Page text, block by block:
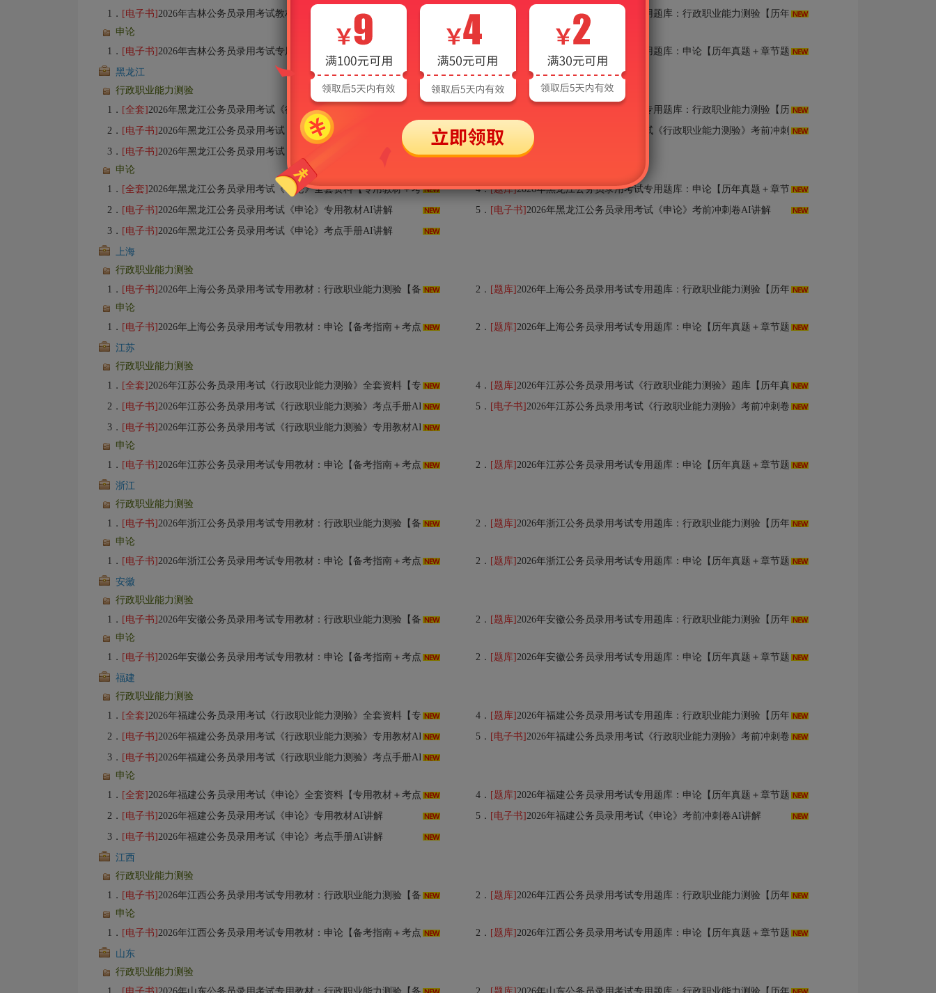
1． [电子书]2026年吉林公务员录用考试教材：行政职业能力测验【备考指南＋考点精讲＋典型题（含历年真题）详解】AI讲解 2． [题库] 2026年吉林公务员录用考试专用题库：行政职业能力测验【历年真题＋章节题库＋模拟试题】AI讲解
申论
1． [电子书]2026年吉林公务员录用考试专用教材：申论【备考指南＋考点精讲＋典型题（含历年真题）详解】AI讲解
2026年吉林公务员录用考试专用题库：申论【历年真题＋章节题库＋模拟试题】AI讲解
黑龙江
行政职业能力测验
1． [全套]2026年黑龙江公务员录用考试《行政职业能力测验》全套资料【专用教材＋考点手册＋历年真题＋题库＋考前冲刺】
2026年黑龙江公务员录用考试专用题库：行政职业能力测验【历年真题＋章节题库＋模拟试题】AI讲解
2． [电子书]2026年黑龙江公务员录用考试《行政职业能力测验》专用教材AI讲解 5．[电子书]
2026年黑龙江公务员录用考试《行政职业能力测验》考前冲刺卷AI讲解
3． [电子书]2026年黑龙江公务员录用考试《行政职业能力测验》考点手册AI讲解
申论
1． [全套]2026年黑龙江公务员录用考试《申论》全套资料【专用教材＋考点手册＋历年真题＋题库＋考前冲刺】 4．[题库]2026年黑龙江公务员录用考试专用题库：申论【历年真题＋章节题库＋模拟试题】AI讲解
2． [电子书]2026年黑龙江公务员录用考试《申论》专用教材AI讲解 5． [电子书]2026年黑龙江公务员录用考试《申论》考前冲刺卷AI讲解
3． [电子书]2026年黑龙江公务员录用考试《申论》考点手册AI讲解
上海
行政职业能力测验
1． [电子书]2026年上海公务员录用考试专用教材：行政职业能力测验【备考指南＋考点精讲＋典型题（含历年真题）详解】AI讲解 2． [题库]2026年上海公务员录用考试专用题库：行政职业能力测验【历年真题＋章节题库＋模拟试题】AI讲解
申论
1． [电子书]2026年上海公务员录用考试专用教材：申论【备考指南＋考点精讲＋典型题（含历年真题）详解】AI讲解 2． [题库]2026年上海公务员录用考试专用题库：申论【历年真题＋章节题库＋模拟试题】AI讲解
江苏
行政职业能力测验
1． [全套]2026年江苏公务员录用考试《行政职业能力测验》全套资料【专用教材＋考点手册＋历年真题＋题库＋考前冲刺】 4． [题库]2026年江苏公务员录用考试《行政职业能力测验》题库【历年真题＋章节题库】AI讲解
2． [电子书]2026年江苏公务员录用考试《行政职业能力测验》考点手册AI讲解 5． [电子书]2026年江苏公务员录用考试《行政职业能力测验》考前冲刺卷AI讲解
3． [电子书]2026年江苏公务员录用考试《行政职业能力测验》专用教材AI讲解
申论
1． [电子书]2026年江苏公务员录用考试专用教材：申论【备考指南＋考点精讲＋典型题（含历年真题）详解】AI讲解 2． [题库]2026年江苏公务员录用考试专用题库：申论【历年真题＋章节题库＋模拟试题】AI讲解
浙江
行政职业能力测验
1． [电子书]2026年浙江公务员录用考试专用教材：行政职业能力测验【备考指南＋考点精讲＋典型题（含历年真题）详解】AI讲解 2． [题库]2026年浙江公务员录用考试专用题库：行政职业能力测验【历年真题＋章节题库＋模拟试题】AI讲解
申论
1． [电子书]2026年浙江公务员录用考试专用教材：申论【备考指南＋考点精讲＋典型题（含历年真题）详解】AI讲解 2． [题库]2026年浙江公务员录用考试专用题库：申论【历年真题＋章节题库＋模拟试题】AI讲解
安徽
行政职业能力测验
1． [电子书]2026年安徽公务员录用考试专用教材：行政职业能力测验【备考指南＋考点精讲＋典型题（含历年真题）详解】AI讲解 2． [题库]2026年安徽公务员录用考试专用题库：行政职业能力测验【历年真题＋章节题库＋模拟试题】AI讲解
申论
1． [电子书]2026年安徽公务员录用考试专用教材：申论【备考指南＋考点精讲＋典型题（含历年真题）详解】AI讲解 2． [题库]2026年安徽公务员录用考试专用题库：申论【历年真题＋章节题库＋模拟试题】AI讲解
福建
行政职业能力测验
1． [全套]2026年福建公务员录用考试《行政职业能力测验》全套资料【专用教材＋考点手册＋历年真题＋题库＋考前冲刺】 4． [题库]2026年福建公务员录用考试专用题库：行政职业能力测验【历年真题＋章节题库＋模拟试题】AI讲解
2． [电子书]2026年福建公务员录用考试《行政职业能力测验》专用教材AI讲解 5． [电子书]2026年福建公务员录用考试《行政职业能力测验》考前冲刺卷AI讲解
3． [电子书]2026年福建公务员录用考试《行政职业能力测验》考点手册AI讲解
申论
1． [全套]2026年福建公务员录用考试《申论》全套资料【专用教材＋考点手册＋历年真题＋题库＋考前冲刺】 4． [题库]2026年福建公务员录用考试专用题库：申论【历年真题＋章节题库＋模拟试题】AI讲解
2． [电子书]2026年福建公务员录用考试《申论》专用教材AI讲解 5． [电子书]2026年福建公务员录用考试《申论》考前冲刺卷AI讲解
3． [电子书]2026年福建公务员录用考试《申论》考点手册AI讲解
江西
行政职业能力测验
1． [电子书]2026年江西公务员录用考试专用教材：行政职业能力测验【备考指南＋考点精讲＋典型题（含历年真题）详解】AI讲解 2． [题库]2026年江西公务员录用考试专用题库：行政职业能力测验【历年真题＋章节题库＋模拟试题】AI讲解
申论
1． [电子书]2026年江西公务员录用考试专用教材：申论【备考指南＋考点精讲＋典型题（含历年真题）详解】AI讲解 2． [题库]2026年江西公务员录用考试专用题库：申论【历年真题＋章节题库＋模拟试题】AI讲解
山东
行政职业能力测验